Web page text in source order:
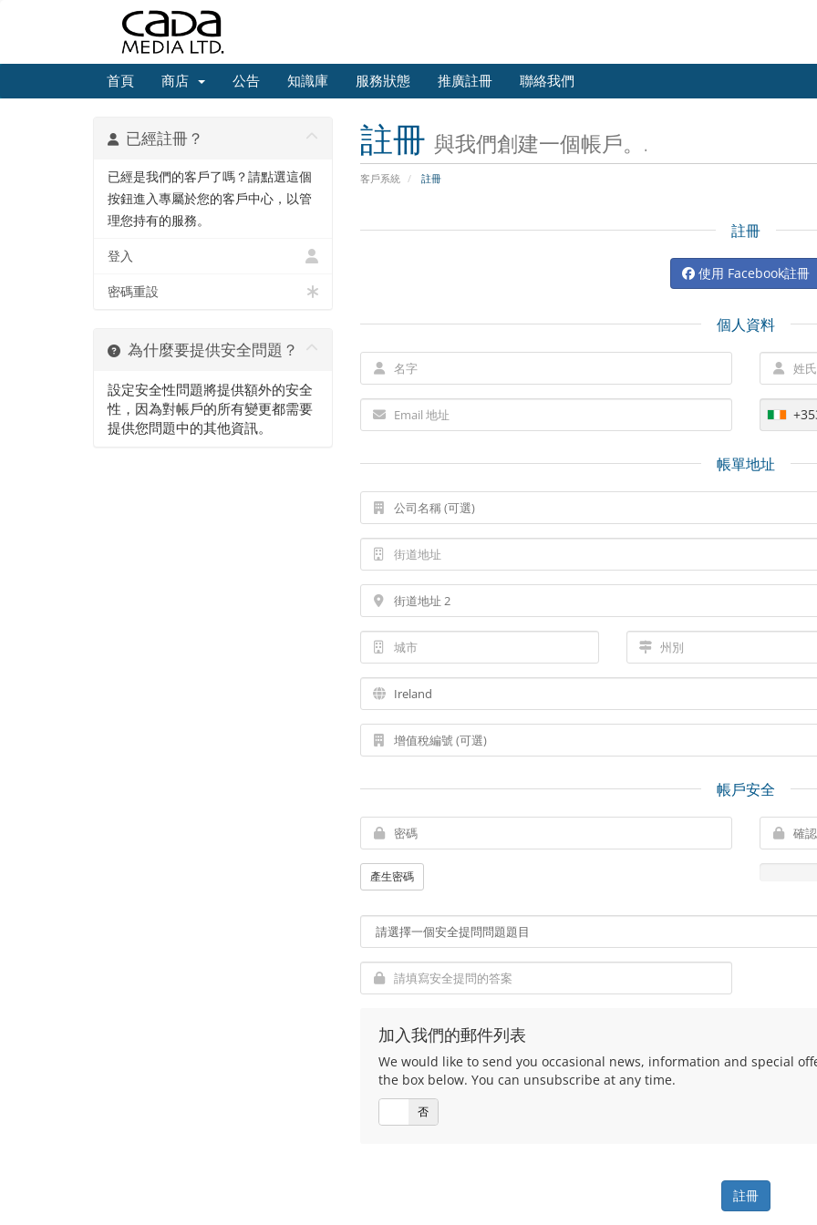
首頁 商店 公告 知識庫 服務狀態 推廣註冊 聯絡我們
註冊 與我們創建一個帳戶。.
客戶系統 註冊
已經註冊？
已經是我們的客戶了嗎？請點選這個
按鈕進入專屬於您的客戶中心，以管
理您持有的服務。
登入
密碼重設
註冊
使用 Facebook註冊
個人資料
帳單地址
帳戶安全
產生密碼
加入我們的郵件列表
We would like to send you occasional news, information and special
the box below. You can unsubscribe at any time.
否
為什麼要提供安全問題？
設定安全性問題將提供額外的安全
性，因為對帳戶的所有變更都需要
提供您問題中的其他資訊。